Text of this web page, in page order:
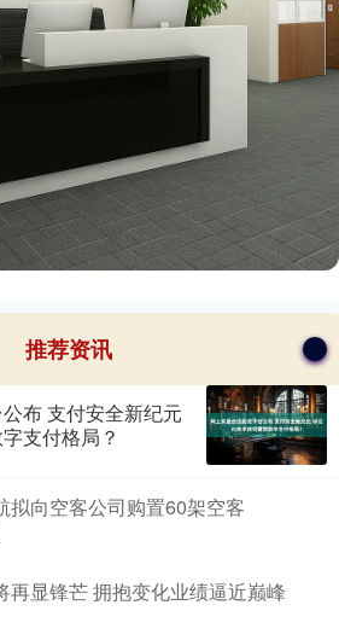
推荐资讯
布 支付安全新纪元
支付格局？
拟向空客公司购置60架空客
再显锋芒 拥抱变化业绩逼近巅峰